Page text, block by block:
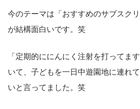
今のテーマは「おすすめのサブスク
が結構面白いです。笑
「定期的ににんにく注射を打ってま
いて、子どもを一日中遊園地に連れ
いと言ってました。笑